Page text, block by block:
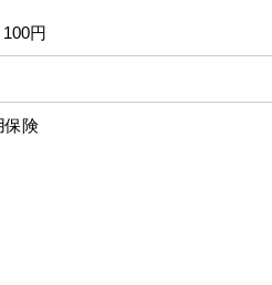
円
保険